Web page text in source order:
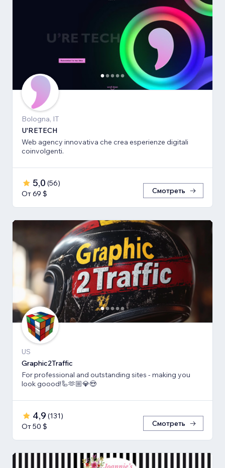
Bologna, IT
U'RETECH
Web agency innovativa che crea esperienze digitali
coinvolgenti.
5,0 (56)
От 69 $
Смотреть
US
Graphic2Traffic
For professional and outstanding sites - making you
look goood!🦾🫶🏼💎😍
4,9 (131)
От 50 $
Смотреть